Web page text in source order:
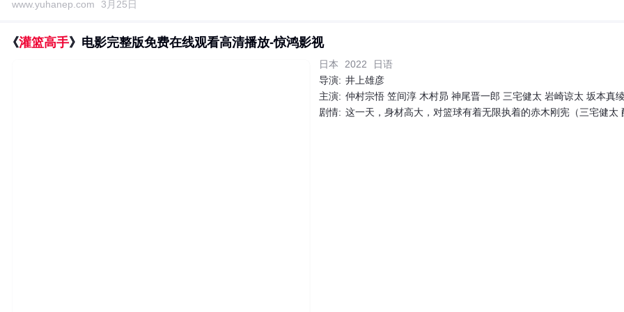
www.yuhanep.com 3月25日
《灌篮高手》电影完整版免费在线观看高清播放-惊鸿影视
日本 2022
日语
导演: 井上雄彦
主演: 仲村宗悟 笠间淳 木村昴 神尾晋一郎 三宅健太 岩崎谅太 坂本真
剧情: 这一天，身材高大，对篮球有着无限执着的赤木刚宪（三宅健太